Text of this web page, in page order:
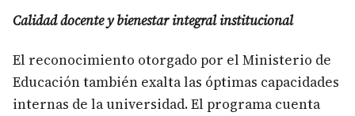
Calidad docente y bienestar integral institucional
El reconocimiento otorgado por el Ministerio de
Educación también exalta las óptimas capacidades
internas de la universidad. El programa cuenta